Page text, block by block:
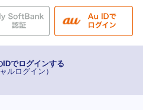
IDでログインする
ャルログイン）